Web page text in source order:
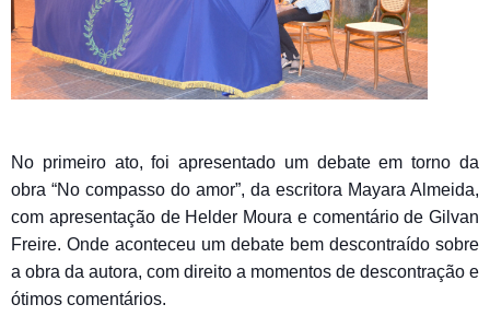
No primeiro ato, foi apresentado um debate em torno da
obra “No compasso do amor”, da escritora Mayara Almeida,
com apresentação de Helder Moura e comentário de Gilvan
Freire. Onde aconteceu um debate bem descontraído sobre
a obra da autora, com direito a momentos de descontração e
ótimos comentários.